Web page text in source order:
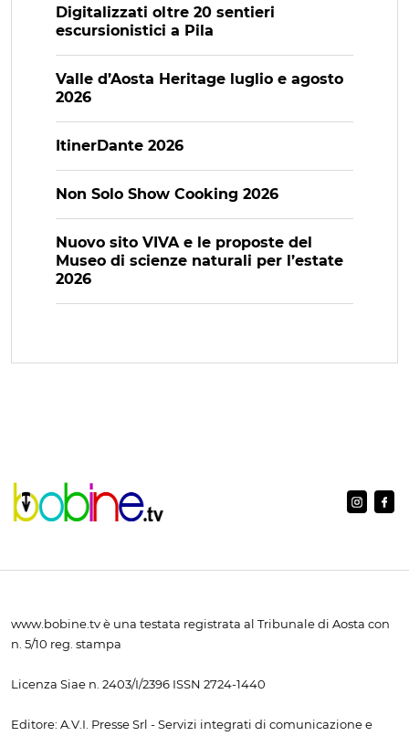
Digitalizzati oltre 20 sentieri
escursionistici a Pila
Valle d’Aosta Heritage luglio e agosto
2026
ItinerDante 2026
Non Solo Show Cooking 2026
Nuovo sito VIVA e le proposte del
Museo di scienze naturali per l’estate
2026
www.bobine.tv è una testata registrata al Tribunale di Aosta con
n. 5/10 reg. stampa
Licenza Siae n. 2403/I/2396 ISSN 2724-1440
Editore: A.V.I. Presse Srl - Servizi integrati di comunicazione e